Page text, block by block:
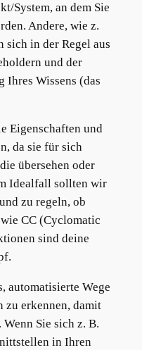
System, an dem Sie
Andere, wie z.
sich in der Regel aus
und der
Wissens (das
Eigenschaften und
da sie für sich
übersehen oder
Idealfall sollten wir
zu regeln, ob
CC (Cyclomatic
sind deine
automatisierte Wege
zu erkennen, damit
Sie sich z. B.
in Ihren